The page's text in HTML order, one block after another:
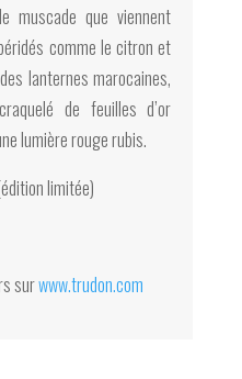
muscade que viennent
comme le citron et
lanternes marocaines,
de feuilles d’or
lumière rouge rubis.
limitée)
surwww.trudon.com